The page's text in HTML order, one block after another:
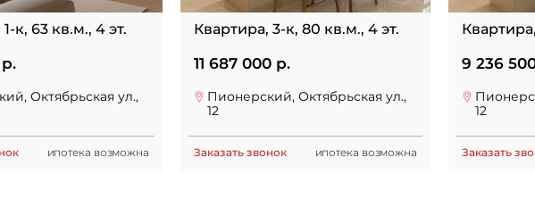
к, 63 кв.м., 4 эт.
Октябрьская ул.,
ипотека возможна
Квартира, 3-к, 80 кв.м., 4 эт.
11 687 000 р.
Пионерский, Октябрьская ул.,
12
Заказать звонок ипотека возможна
9 236
12
Заказать